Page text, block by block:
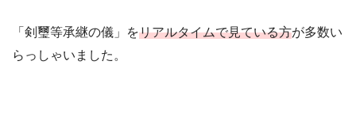
「剣璽等承継の儀」をリアルタイムで見ている方が多数い
らっしゃいました。